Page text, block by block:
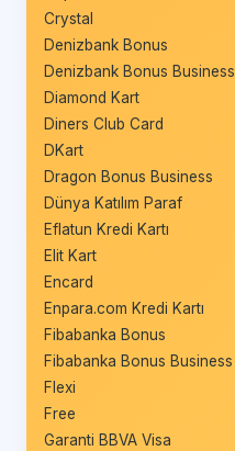
Crystal
Denizbank Bonus
Denizbank Bonus Business
Diamond Kart
Diners Club Card
DKart
Dragon Bonus Business
Dünya Katılım Paraf
Eflatun Kredi Kartı
Elit Kart
Encard
Enpara.com Kredi Kartı
Fibabanka Bonus
Fibabanka Bonus Business
Flexi
Free
Garanti BBVA Visa